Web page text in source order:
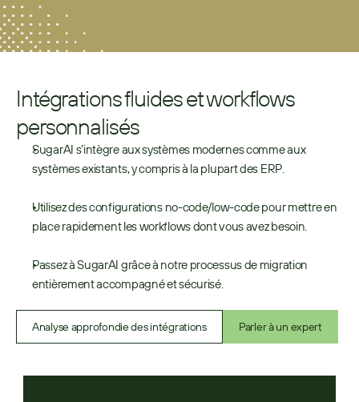
Intégrations fluides et workflows
personnalisés
SugarAI s’intègre aux systèmes modernes comme aux
systèmes existants, y compris à la plupart des ERP.
Utilisez des configurations no-code/low-code pour mettre en
place rapidement les workflows dont vous avez besoin.
Passez à SugarAI grâce à notre processus de migration
entièrement accompagné et sécurisé.
Analyse approfondie des intégrations Parler à un expert